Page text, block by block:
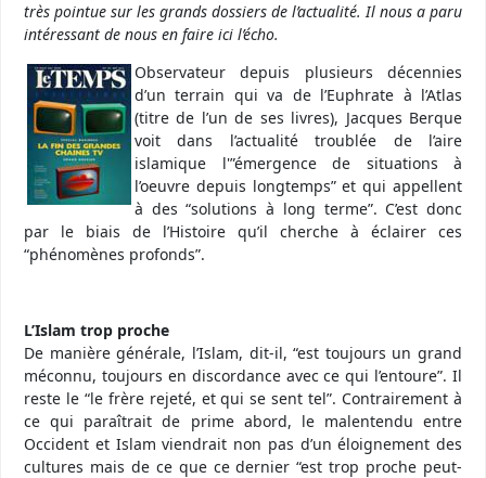
très pointue sur les grands dossiers de l’actualité. Il nous a paru
intéressant de nous en faire ici l’écho.
Observateur depuis plusieurs décennies
d’un terrain qui va de l’Euphrate à l’Atlas
(titre de l’un de ses livres), Jacques Berque
voit dans l’actualité troublée de l’aire
islamique l'”émergence de situations à
l’oeuvre depuis longtemps” et qui appellent
à des “solutions à long terme”. C’est donc
par le biais de l’Histoire qu’il cherche à éclairer ces
“phénomènes profonds”.
L’Islam trop proche
De manière générale, l’Islam, dit-il, “est toujours un grand
méconnu, toujours en discordance avec ce qui l’entoure”. Il
reste le “le frère rejeté, et qui se sent tel”. Contrairement à
ce qui paraîtrait de prime abord, le malentendu entre
Occident et Islam viendrait non pas d’un éloignement des
cultures mais de ce que ce dernier “est trop proche peut-